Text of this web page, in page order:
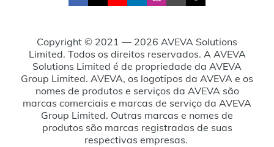
Copyright © 2021 — 2026 AVEVA Solutions
Limited. Todos os direitos reservados. A AVEVA
Solutions Limited é de propriedade da AVEVA
Group Limited. AVEVA, os logotipos da AVEVA e os
nomes de produtos e serviços da AVEVA são
marcas comerciais e marcas de serviço da AVEVA
Group Limited. Outras marcas e nomes de
produtos são marcas registradas de suas
respectivas empresas.